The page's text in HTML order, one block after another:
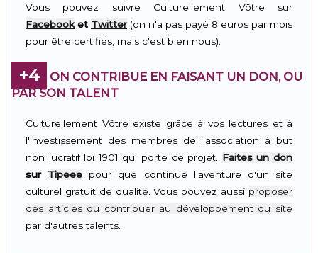
Vous pouvez suivre Culturellement Vôtre sur
Facebooket Twitter(on n'a pas payé 8 euros par mois
pour être certifiés, mais c'est bien nous).
+4
ON CONTRIBUE EN FAISANT UN DON, OU
PAR SON TALENT
Culturellement Vôtre existe grâce à vos lectures et à
l'investissement des membres de l'association à but
non lucratif loi 1901 qui porte ce projet. Faites un don
sur Tipeee pour que continue l'aventure d'un site
culturel gratuit de qualité. Vous pouvez aussi proposer
des articles ou contribuer au développement du site
par d'autres talents.